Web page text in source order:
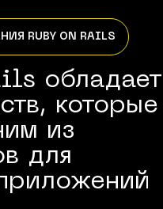
RUBY ON RAILS
обладает
которые
из
для